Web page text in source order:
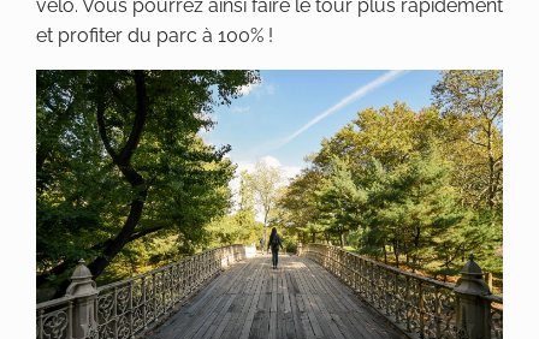
vélo. Vous pourrez ainsi faire le tour plus rapidement
et profiter du parc à 100% !